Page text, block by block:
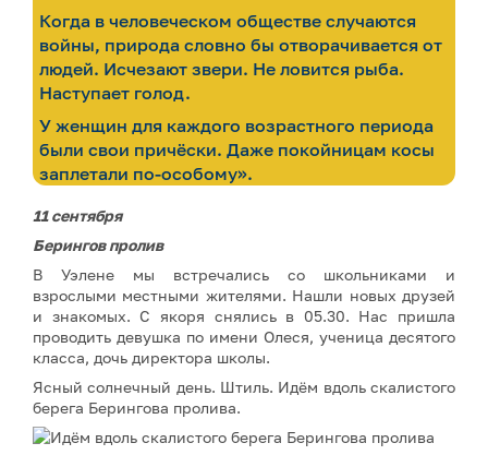
Когда в человеческом обществе случаются
войны, природа словно бы отворачивается от
людей. Исчезают звери. Не ловится рыба.
Наступает голод.
У женщин для каждого возрастного периода
были свои причёски. Даже покойницам косы
заплетали по-особому».
11 сентября
Берингов пролив
В Уэлене мы встречались со школьниками и
взрослыми местными жителями. Нашли новых друзей
и знакомых. С якоря снялись в 05.30. Нас пришла
проводить девушка по имени Олеся, ученица десятого
класса, дочь директора школы.
Ясный солнечный день. Штиль. Идём вдоль скалистого
берега Берингова пролива.